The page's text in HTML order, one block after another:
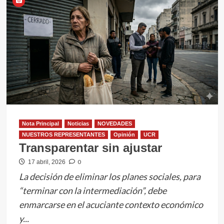
Nota Principal Noticias
NOVEDADES
NUESTROS REPRESENTANTES
Opinión UCR
Transparentar sin ajustar
17 abril, 2026 0
La decisión de eliminar los planes sociales, para
“terminar con la intermediación”, debe
enmarcarse en el acuciante contexto económico
y...